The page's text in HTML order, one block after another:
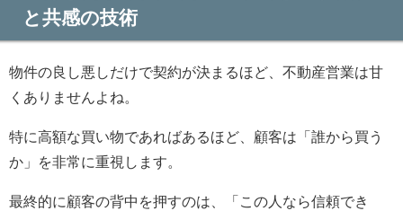
と共感の技術
物件の良し悪しだけで契約が決まるほど、不動産営業は甘
くありませんよね。
特に高額な買い物であればあるほど、顧客は「誰から買う
か」を非常に重視します。
最終的に顧客の背中を押すのは、「この人なら信頼でき